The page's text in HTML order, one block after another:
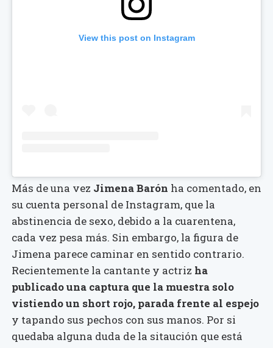
View this post on Instagram
Más de una vez Jimena Barón ha comentado, en
su cuenta personal de Instagram, que la
abstinencia de sexo, debido a la cuarentena,
cada vez pesa más. Sin embargo, la figura de
Jimena parece caminar en sentido contrario.
Recientemente la cantante y actriz ha
publicado una captura que la muestra solo
vistiendo un short rojo, parada frente al espejo
y tapando sus pechos con sus manos. Por si
quedaba alguna duda de la sitaución que está